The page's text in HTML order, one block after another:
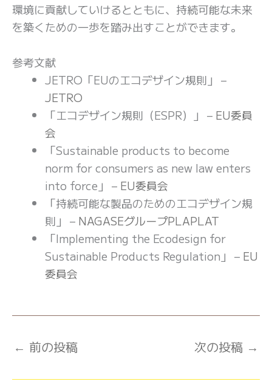
環境に貢献していけるとともに、持続可能な未来
を築くための一歩を踏み出すことができます。
参考文献
JETRO「EUのエコデザイン規則」 –
JETRO
「エコデザイン規則（ESPR）」 – EU委員
会
「Sustainable products to become
norm for consumers as new law enters
into force」 – EU委員会
「持続可能な製品のためのエコデザイン規
則」 – NAGASEグループPLAPLAT
「Implementing the Ecodesign for
Sustainable Products Regulation」 – EU
委員会
← 前の投稿 次の投稿 →